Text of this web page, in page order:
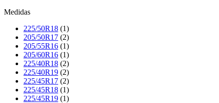
Medidas
225/50R18 (1)
205/50R17 (2)
205/55R16 (1)
205/60R16 (1)
225/40R18 (2)
225/40R19 (2)
225/45R17 (2)
225/45R18 (1)
225/45R19 (1)